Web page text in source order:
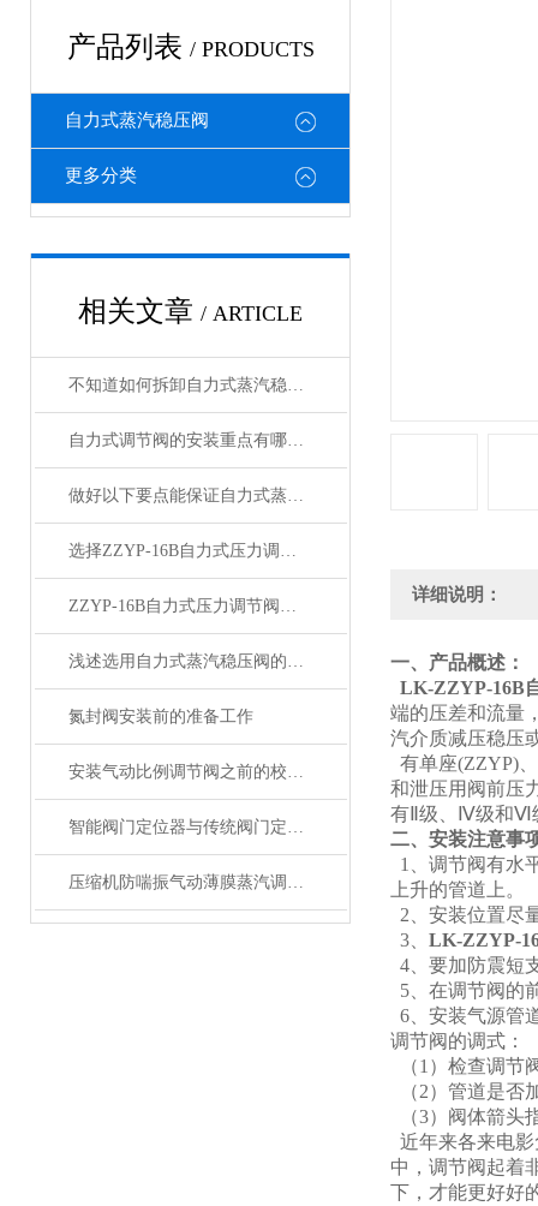
产品列表 / PRODUCTS
自力式蒸汽稳压阀
更多分类
相关文章 / ARTICLE
不知道如何拆卸自力式蒸汽稳压阀？进来看
自力式调节阀的安装重点有哪些？
做好以下要点能保证自力式蒸汽稳压阀长久稳定
选择ZZYP-16B自力式压力调节阀要避免哪些误区？
ZZYP-16B自力式压力调节阀流体流速的计算方法及选取原则
浅述选用自力式蒸汽稳压阀的五大原则
氮封阀安装前的准备工作
安装气动比例调节阀之前的校验工作*
智能阀门定位器与传统阀门定位器分析及应用
压缩机防喘振气动薄膜蒸汽调节阀的执行机构附件配置及执行机构气路分析
详细说明：
一、产品概述：
LK-ZZYP-16B
端的压差和流量
汽介质减压稳压
有单座(ZZYP)
和泄压用阀前压
有Ⅱ级、Ⅳ级和Ⅵ
二、安装注意事
1、调节阀有水
上升的管道上。
2、安装位置尽
3、 LK-ZZYP-
4、要加防震短
5、在调节阀的
6、安装气源管
调节阀的调式：
（1）检查调节
（2）管道是否
（3）阀体箭头
近年来各来电
中，调节阀起着
下，才能更好好